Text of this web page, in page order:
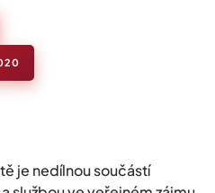
je nedílnou součástí